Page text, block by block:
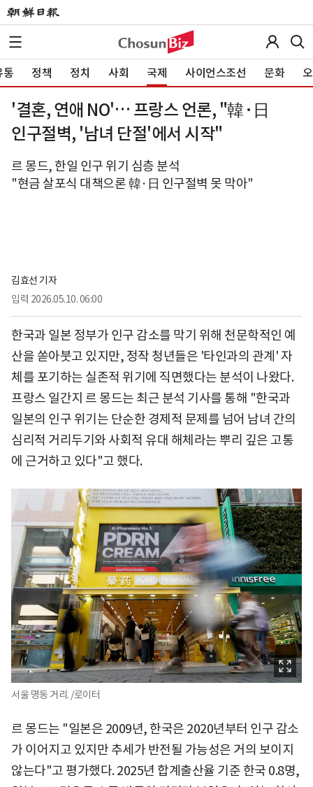
통 정책 정치 사회 국제 사이언스조선 문화
'결혼, 연애 NO'… 프랑스 언론, "韓·日
인구절벽, '남녀 단절'에서 시작"
르 몽드, 한일 인구 위기 심층 분석
"현금 살포식 대책으론 韓·日 인구절벽 못 막아"
김효선 기자
입력 2026.05.10. 06:00
한국과 일본 정부가 인구 감소를 막기 위해 천문학적인 예
산을 쏟아붓고 있지만, 정작 청년들은 '타인과의 관계' 자
체를 포기하는 실존적 위기에 직면했다는 분석이 나왔다.
프랑스 일간지 르 몽드는 최근 분석 기사를 통해 "한국과
일본의 인구 위기는 단순한 경제적 문제를 넘어 남녀 간의
심리적 거리두기와 사회적 유대 해체라는 뿌리 깊은 고통
에 근거하고 있다"고 했다.
서울 명동 거리. /로이터
르 몽드는 "일본은 2009년, 한국은 2020년부터 인구 감소
가 이어지고 있지만 추세가 반전될 가능성은 거의 보이지
않는다"고 평가했다. 2025년 합계출산율 기준 한국 0.8명,